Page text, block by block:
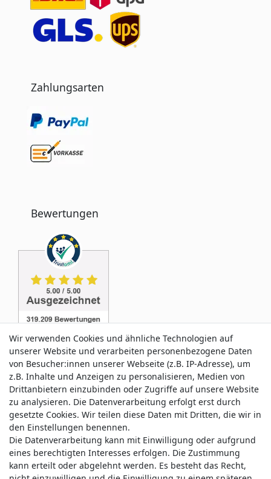
Zahlungsarten
Bewertungen
Service & Kontakt
Wünschen Sie einen Rückruf?
service@allmyclothes.de
Wir verwenden Cookies und ähnliche Technologien auf
unserer Website und verarbeiten personenbezogene Daten
von Besucher:innen unserer Webseite (z.B. IP-Adresse), um
z.B. Inhalte und Anzeigen zu personalisieren, Medien von
Drittanbietern einzubinden oder Zugriffe auf unsere Website
zu analysieren. Die Datenverarbeitung erfolgt erst durch
gesetzte Cookies. Wir teilen diese Daten mit Dritten, die wir in
den Einstellungen benennen.
Die Datenverarbeitung kann mit Einwilligung oder aufgrund
eines berechtigten Interesses erfolgen. Die Zustimmung
kann erteilt oder abgelehnt werden. Es besteht das Recht,